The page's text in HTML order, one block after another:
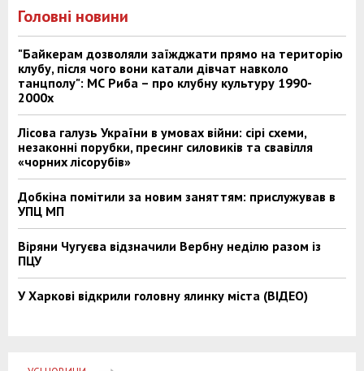
Головні новини
"Байкерам дозволяли заїжджати прямо на територію
клубу, після чого вони катали дівчат навколо
танцполу": МС Риба – про клубну культуру 1990-
2000х
Лісова галузь України в умовах війни: сірі схеми,
незаконні порубки, пресинг силовиків та свавілля
«чорних лісорубів»
Добкіна помітили за новим заняттям: прислужував в
УПЦ МП
Віряни Чугуєва відзначили Вербну неділю разом із
ПЦУ
У Харкові відкрили головну ялинку міста (ВІДЕО)